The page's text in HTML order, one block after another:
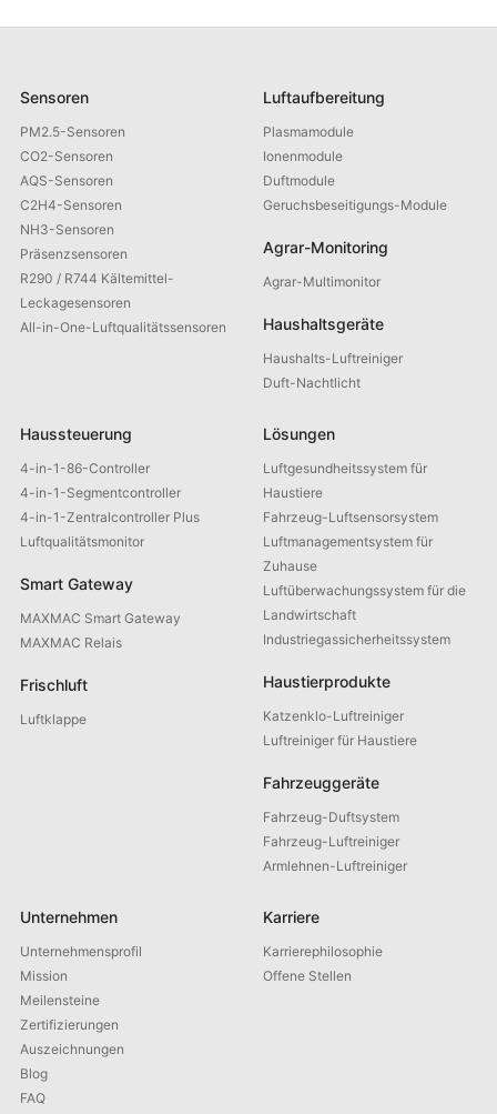
Sensoren
PM2.5-Sensoren
CO2-Sensoren
AQS-Sensoren
C2H4-Sensoren
NH3-Sensoren
Präsenzsensoren
R290 / R744 Kältemittel-
Leckagesensoren
All-in-One-Luftqualitätssensoren
Luftaufbereitung
Plasmamodule
Ionenmodule
Duftmodule
Geruchsbeseitigungs-Module
Agrar-Monitoring
Agrar-Multimonitor
Haushaltsgeräte
Haushalts-Luftreiniger
Duft-Nachtlicht
Haussteuerung
4-in-1-86-Controller
4-in-1-Segmentcontroller
4-in-1-Zentralcontroller Plus
Luftqualitätsmonitor
Smart Gateway
MAXMAC Smart Gateway
MAXMAC Relais
Frischluft
Luftklappe
Lösungen
Luftgesundheitssystem für
Haustiere
Fahrzeug-Luftsensorsystem
Luftmanagementsystem für
Zuhause
Luftüberwachungssystem für die
Landwirtschaft
Industriegassicherheitssystem
Haustierprodukte
Katzenklo-Luftreiniger
Luftreiniger für Haustiere
Fahrzeuggeräte
Fahrzeug-Duftsystem
Fahrzeug-Luftreiniger
Armlehnen-Luftreiniger
Unternehmen
Unternehmensprofil
Mission
Meilensteine
Zertifizierungen
Auszeichnungen
Blog
FAQ
Karriere
Karrierephilosophie
Offene Stellen